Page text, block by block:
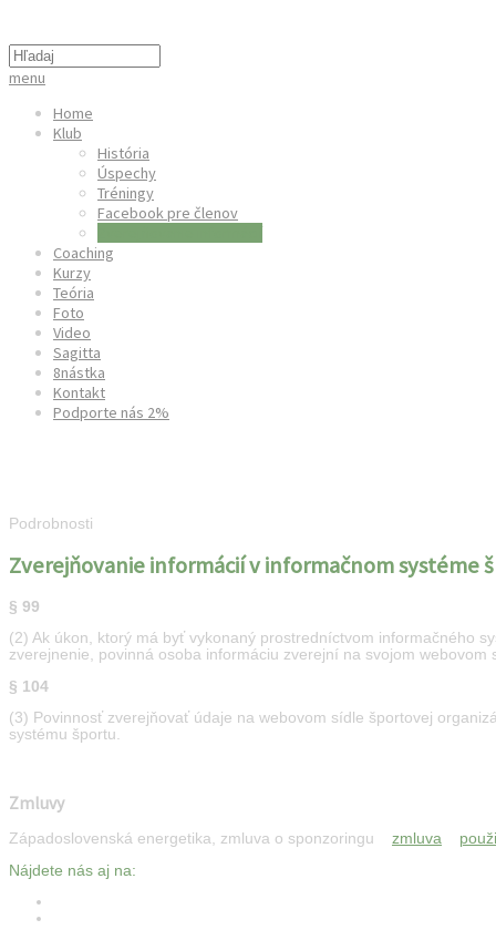
menu
Home
Klub
História
Úspechy
Tréningy
Facebook pre členov
Coaching
Kurzy
Teória
Foto
Video
Sagitta
8nástka
Kontakt
Podporte nás 2%
Podrobnosti
Zverejňovanie informácií v informačnom systéme
§ 99
(2) Ak úkon, ktorý má byť vykonaný prostredníctvom informačného
zverejnenie, povinná osoba informáciu zverejní na svojom webovom
§ 104
(3) Povinnosť zverejňovať údaje na webovom sídle športovej
systému športu.
Zmluvy
Západoslovenská energetika, zmluva o sponzoringu zmluva
Nájdete nás aj na: